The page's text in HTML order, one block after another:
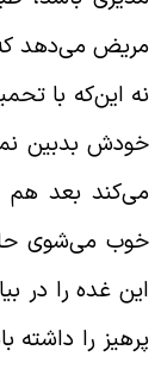
می‌دهد که
این‌که با
بدبین
بعد هم
می‌شوی
غده را در
را داشته